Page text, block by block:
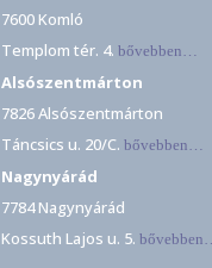
7600 Komló
Templom tér. 4. bővebben…
Alsószentmárton
7826 Alsószentmárton
Táncsics u. 20/C. bővebben…
Nagynyárád
7784 Nagynyárád
Kossuth Lajos u. 5. bővebben…